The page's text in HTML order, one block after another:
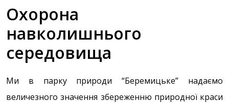
Охорона
навколишнього
середовища
Ми в парку природи “Беремицьке” надаємо
величезного значення збереженню природної краси